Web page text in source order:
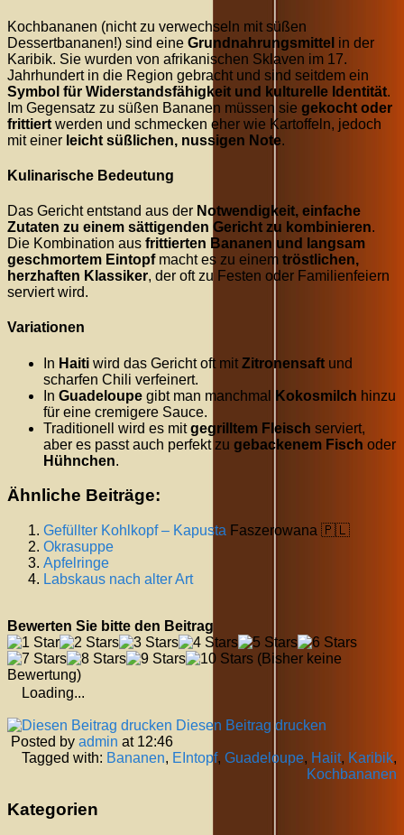
Kochbananen (nicht zu verwechseln mit süßen
Dessertbananen!) sind eine Grundnahrungsmittel in der
Karibik. Sie wurden von afrikanischen Sklaven im 17.
Jahrhundert in die Region gebracht und sind seitdem ein
Symbol für Widerstandsfähigkeit und kulturelle Identität.
Im Gegensatz zu süßen Bananen müssen sie gekocht oder
frittiert werden und schmecken eher wie Kartoffeln, jedoch
mit einer leicht süßlichen, nussigen Note.
Kulinarische Bedeutung
Das Gericht entstand aus der Notwendigkeit, einfache
Zutaten zu einem sättigenden Gericht zu kombinieren.
Die Kombination aus frittierten Bananen und langsam
geschmortem Eintopfmacht es zu einem tröstlichen,
herzhaften Klassiker, der oft zu Festen oder Familienfeiern
serviert wird.
Variationen
In Haiti wird das Gericht oft mit Zitronensaft und
scharfen Chili verfeinert.
In Guadeloupe gibt man manchmal Kokosmilch hinzu
für eine cremigere Sauce.
Traditionell wird es mitgegrilltem Fleisch serviert,
aber es passt auch perfekt zu gebackenem Fisch oder
Hühnchen.
Ähnliche Beiträge:
Gefüllter Kohlkopf – Kapusta Faszerowana 🇵🇱
Okrasuppe
Apfelringe
Labskaus nach alter Art
Bewerten Sie bitte den Beitrag
(Bisher keine
Bewertung)
Loading...
Diesen Beitrag drucken
Posted by admin at 12:46
Tagged with: Bananen, EIntopf, Guadeloupe, Haiit, Karibik,
Kochbananen
Kategorien